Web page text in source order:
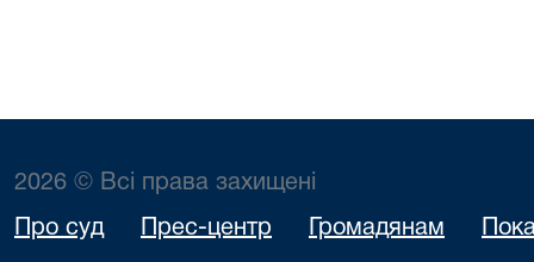
2026 © Всі права захищені
Про суд Прес-центр Громадянам